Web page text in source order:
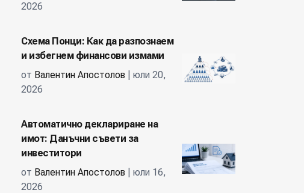
2026
Схема Понци: Как да разпознаем
и избегнем финансови измами
от Валентин Апостолов | юли 20,
2026
Автоматично деклариране на
имот: Данъчни съвети за
инвеститори
от Валентин Апостолов | юли 16,
2026